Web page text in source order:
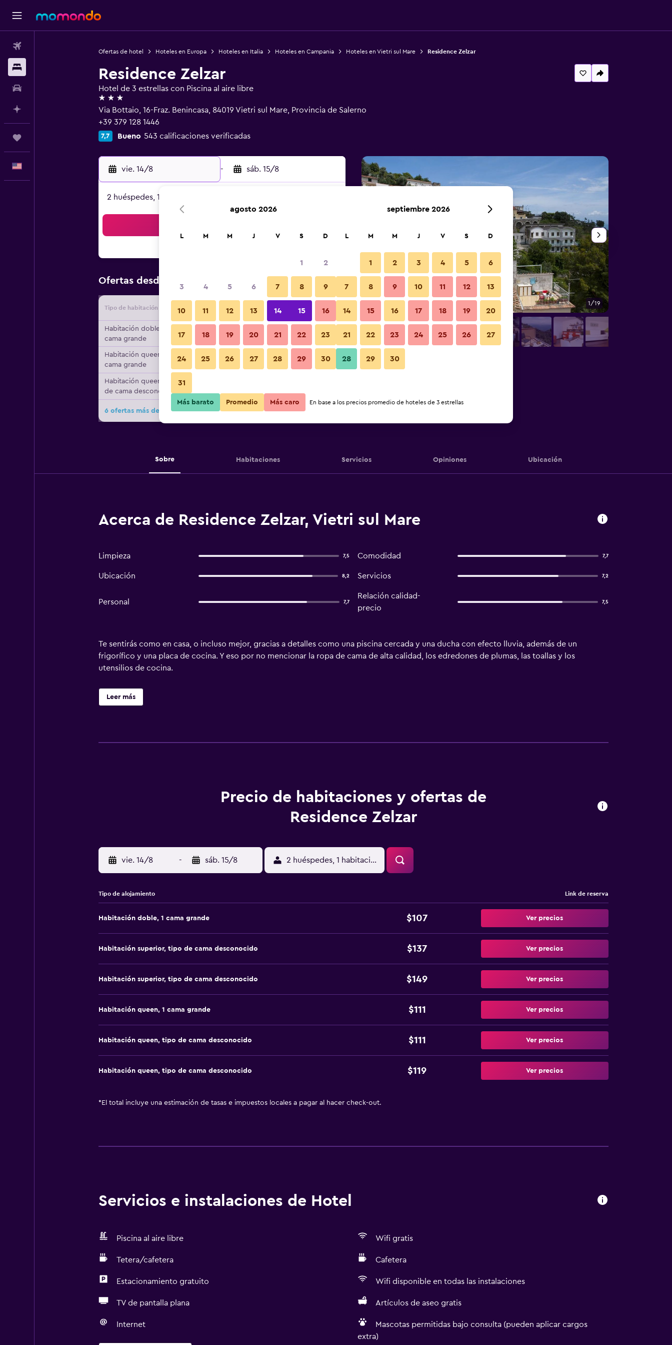
Ofertas de hotel Hoteles en Europa Hoteles en Italia Hoteles en Campania Hoteles en Vietri sul Mare Residence Zelzar
Residence Zelzar
Hotel de 3 estrellas con Piscina al aire libre
3 estrellas
Via Bottaio, 16-Fraz. Benincasa, 84019 Vietri sul Mare, Provincia de Salerno
+39 379 128 1446
7,7 Bueno 543 calificaciones verificadas
vie. 14/8 - sáb. 15/8
2 huéspedes, 1 habitación
Ofertas desde Oferta más barata de precio por noche
Tipo de habitación Proveedor Total noche
Habitación doble, 1
cama grande
$107 Ver oferta
Habitación queen, 1
cama grande
$111 Ver oferta
Habitación queen, tipo
de cama desconocido
6 ofertas más de Residence Zelzar
Vista del exterior 1/19
Fotos
Sobre Habitaciones Servicios Opiniones Ubicación
Acerca de Residence Zelzar, Vietri sul Mare
Limpieza 7,5 Comodidad 7,7
Ubicación 8,2 Servicios 7,2
Personal 7,7
Relación calidad-
precio
7,5
Te sentirás como en casa, o incluso mejor, gracias a detalles como una piscina cercada y una ducha con efecto lluvia, además de un
frigorífico y una placa de cocina. Y eso por no mencionar la ropa de cama de alta calidad, los edredones de plumas, las toallas y los
utensilios de cocina.
Leer más
Precio de habitaciones y ofertas de
Residence Zelzar
vie. 14/8 - sáb. 15/8 2 huéspedes, 1 habitación
Tipo de alojamiento Link de reserva
Habitación doble, 1 cama grande $107 Ver precios
Habitación superior, tipo de cama desconocido $137 Ver precios
Habitación superior, tipo de cama desconocido $149 Ver precios
Habitación queen, 1 cama grande $111 Ver precios
Habitación queen, tipo de cama desconocido $111 Ver precios
Habitación queen, tipo de cama desconocido $119 Ver precios
* El total incluye una estimación de tasas e impuestos locales a pagar al hacer check-out.
Servicios e instalaciones de Hotel
Piscina al aire libre Wifi gratis
Tetera/cafetera Cafetera
Estacionamiento gratuito Wifi disponible en todas las instalaciones
TV de pantalla plana Artículos de aseo gratis
Internet
Mascotas permitidas bajo consulta (pueden aplicar cargos
extra)
agosto 2026
L M M J V S D
1 2
3 4 5 6 7 8 9
10 11 12 13 14 15 16
17 18 19 20 21 22 23
24 25 26 27 28 29 30
31
septiembre 2026
L M M J V S D
1 2 3 4 5 6
7 8 9 10 11 12 13
14 15 16 17 18 19 20
21 22 23 24 25 26 27
28 29 30
Más barato Promedio Más caro En base a los precios promedio de hoteles de 3 estrellas